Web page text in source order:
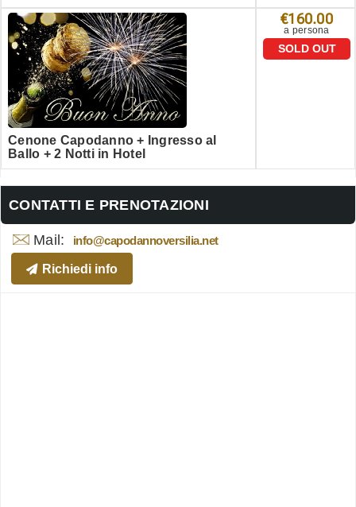
Cenone Capodanno + Ingresso al
Ballo + 2 Notti in Hotel
€160.00
a persona
SOLD OUT
CONTATTI E PRENOTAZIONI
Mail: info@capodannoversilia.net
Richiedi info